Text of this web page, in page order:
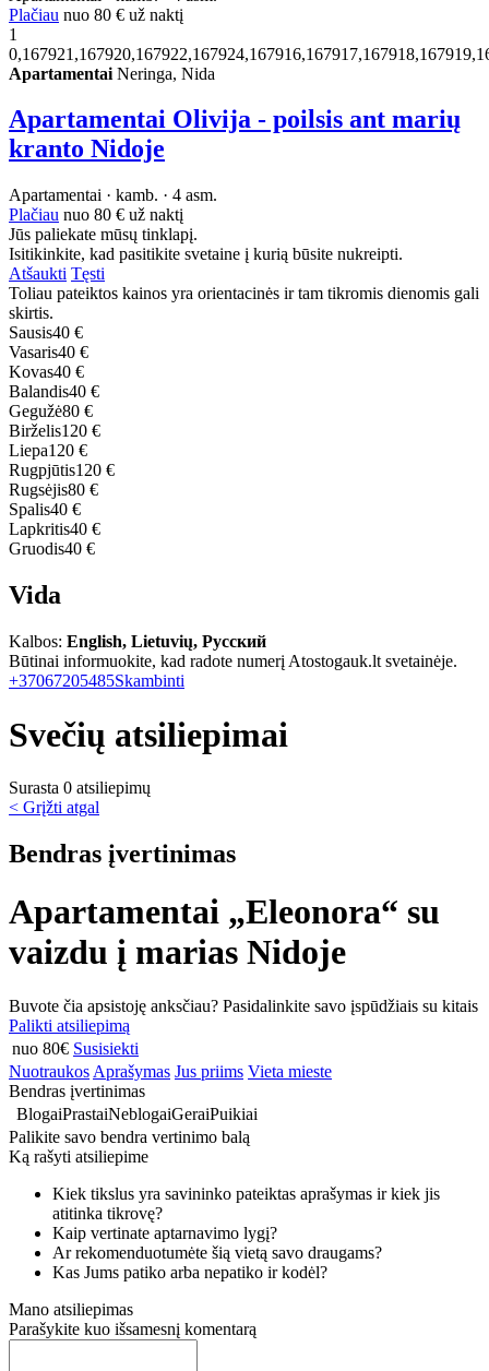
Plačiau nuo 80 € už naktį
1
Apartamentai Neringa, Nida
Apartamentai Olivija - poilsis ant marių
kranto Nidoje
Apartamentai · kamb. · 4 asm.
Plačiau nuo 80 € už naktį
Jūs paliekate mūsų tinklapį.
Isitikinkite, kad pasitikite svetaine į kurią būsite nukreipti.
Atšaukti Tęsti
Toliau pateiktos kainos yra orientacinės ir tam tikromis dienomis gali
skirtis.
Sausis40 €
Vasaris40 €
Kovas40 €
Balandis40 €
Gegužė80 €
Birželis120 €
Liepa120 €
Rugpjūtis120 €
Rugsėjis80 €
Spalis40 €
Lapkritis40 €
Gruodis40 €
Vida
Kalbos: English, Lietuvių, Русский
Būtinai informuokite, kad radote numerį Atostogauk.lt svetainėje.
+37067205485Skambinti
Svečių atsiliepimai
Surasta 0 atsiliepimų
< Grįžti atgal
Bendras įvertinimas
Apartamentai „Eleonora“ su
vaizdu į marias Nidoje
Buvote čia apsistoję anksčiau? Pasidalinkite savo įspūdžiais su kitais
Palikti atsiliepimą
nuo 80€ Susisiekti
Nuotraukos Aprašymas Jus priims Vieta mieste
Bendras įvertinimas
BlogaiPrastaiNeblogaiGeraiPuikiai
Palikite savo bendra vertinimo balą
Ką rašyti atsiliepime
Kiek tikslus yra savininko pateiktas aprašymas ir kiek jis
atitinka tikrovę?
Kaip vertinate aptarnavimo lygį?
Ar rekomenduotumėte šią vietą savo draugams?
Kas Jums patiko arba nepatiko ir kodėl?
Mano atsiliepimas
Parašykite kuo išsamesnį komentarą